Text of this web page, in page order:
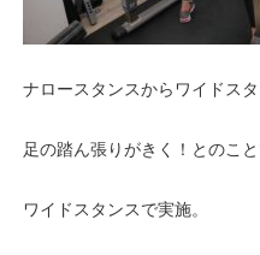
ナロースタンスからワイドス
足の踏ん張りがきく！とのこ
ワイドスタンスで実施。